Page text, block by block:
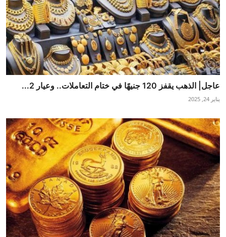
عاجل| الذهب يقفز 120 جنيهًا في ختام التعاملات.. وعيار 2...
يناير 24, 2025